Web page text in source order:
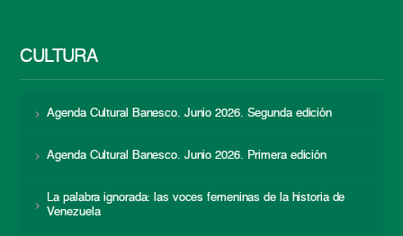
CULTURA
Agenda Cultural Banesco. Junio 2026. Segunda edición
Agenda Cultural Banesco. Junio 2026. Primera edición
La palabra ignorada: las voces femeninas de la historia de
Venezuela